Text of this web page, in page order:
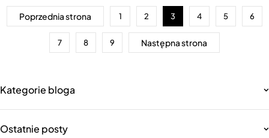
Poprzednia strona 1 2 3 4 5 6
7 8 9 Następna strona
Kategorie bloga
Ostatnie posty